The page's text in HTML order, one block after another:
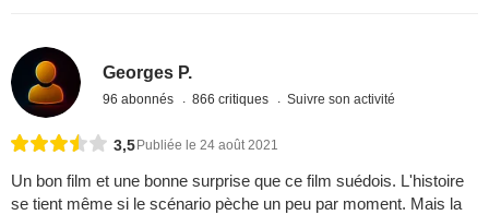
Georges P.
96 abonnés 866 critiques Suivre son activité
3,5Publiée le 24 août 2021
Un bon film et une bonne surprise que ce film suédois. L'histoire
se tient même si le scénario pèche un peu par moment. Mais la